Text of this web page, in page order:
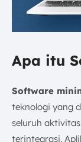
Apa itu
Software
teknologi yang
seluruh
terintegrasi.